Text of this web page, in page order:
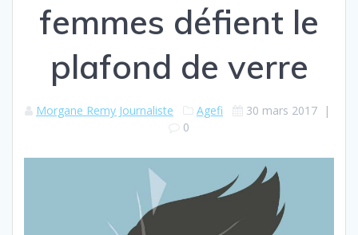
femmes défient le
plafond de verre
Morgane Remy Journaliste Agefi 30 mars 2017 |
0